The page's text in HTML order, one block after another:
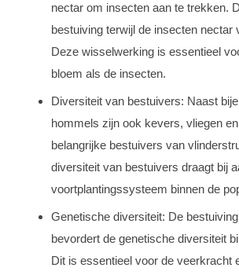
nectar om insecten aan te trekken.
bestuiving terwijl de insecten nectar
Deze wisselwerking is essentieel
bloem als de insecten.
Diversiteit van bestuivers: Naast
hommels zijn ook kevers, vliegen
belangrijke bestuivers van
diversiteit van bestuivers draagt bij
voortplantingssysteem binnen de
Genetische diversiteit: De
bevordert de genetische diversiteit
Dit is essentieel voor de veerkracht